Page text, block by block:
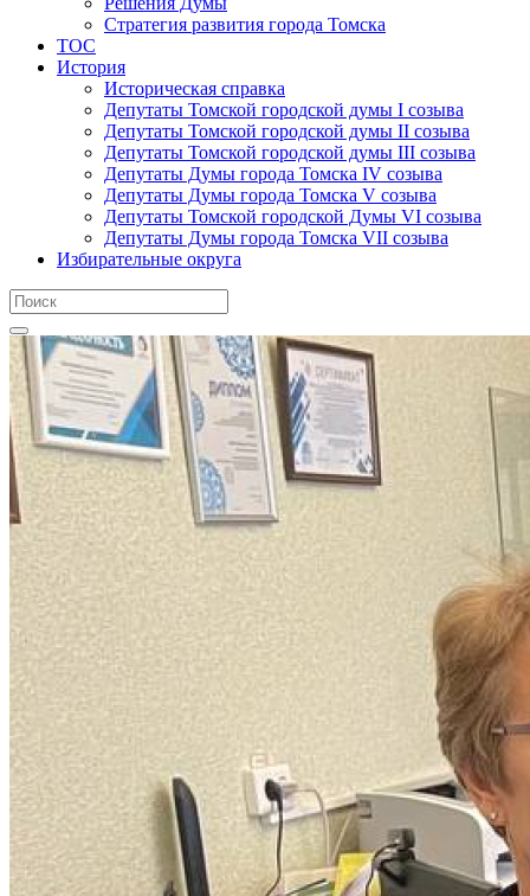
Стратегия развития города Томска
ТОС
История
Историческая справка
Депутаты Томской городской думы I созыва
Депутаты Томской городской думы II созыва
Депутаты Томской городской думы III созыва
Депутаты Думы города Томска IV созыва
Депутаты Думы города Томска V созыва
Депутаты Томской городской Думы VI созыва
Депутаты Думы города Томска VII созыва
Избирательные округа